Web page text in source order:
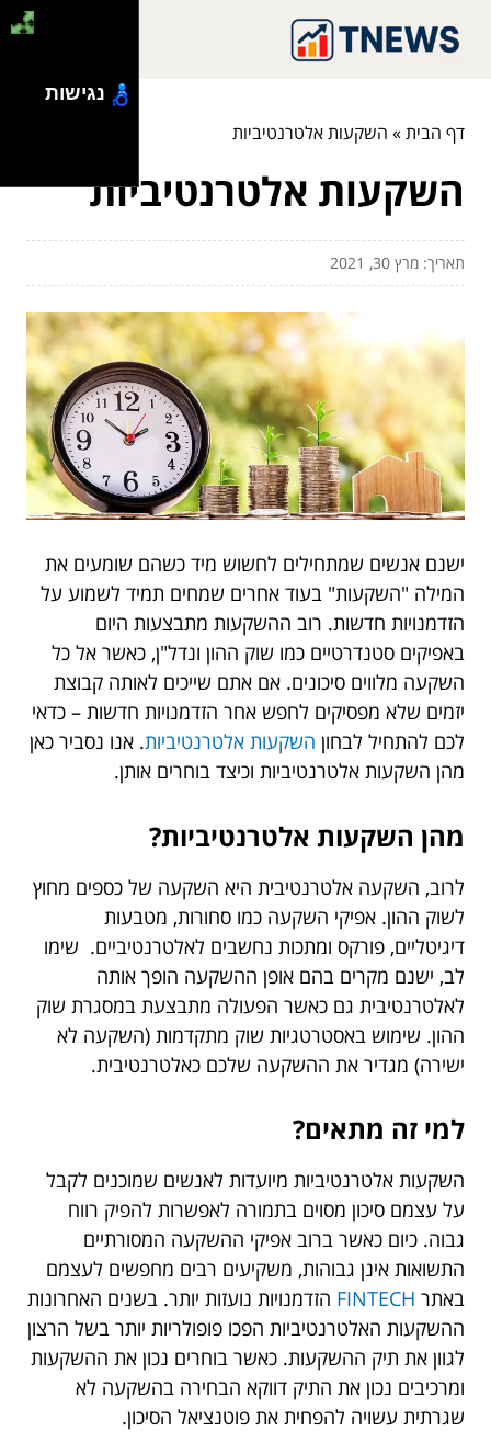
דף הבית» השקעות אלטרנטיביות
השקעות אלטרנטיביות
תאריך: מרץ 30, 2021
ישנם אנשים שמתחילים לחשוש מיד כשהם שומעים את
המילה "השקעות" בעוד אחרים שמחים תמיד לשמוע על
הזדמנויות חדשות. רוב ההשקעות מתבצעות היום
באפיקים סטנדרטיים כמו שוק ההון ונדל"ן, כאשר אל כל
השקעה מלווים סיכונים. אם אתם שייכים לאותה קבוצת
יזמים שלא מפסיקים לחפש אחר הזדמנויות חדשות – כדאי
לכם להתחיל לבחון השקעות אלטרנטיביות. אנו נסביר כאן
מהן השקעות אלטרנטיביות וכיצד בוחרים אותן.
מהן השקעות אלטרנטיביות?
לרוב, השקעה אלטרנטיבית היא השקעה של כספים מחוץ
לשוק ההון. אפיקי השקעה כמו סחורות, מטבעות
דיגיטליים, פורקס ומתכות נחשבים לאלטרנטיביים. שימו
לב, ישנם מקרים בהם אופן ההשקעה הופך אותה
לאלטרנטיבית גם כאשר הפעולה מתבצעת במסגרת שוק
ההון. שימוש באסטרטגיות שוק מתקדמות (השקעה לא
ישירה) מגדיר את ההשקעה שלכם כאלטרנטיבית.
למי זה מתאים?
השקעות אלטרנטיביות מיועדות לאנשים שמוכנים לקבל
על עצמם סיכון מסוים בתמורה לאפשרות להפיק רווח
גבוה. כיום כאשר ברוב אפיקי ההשקעה המסורתיים
התשואות אינן גבוהות, משקיעים רבים מחפשים לעצמם
באתר FINTECH הזדמנויות נועזות יותר. בשנים האחרונות
ההשקעות האלטרנטיביות הפכו פופולריות יותר בשל הרצון
לגוון את תיק ההשקעות. כאשר בוחרים נכון את ההשקעות
ומרכיבים נכון את התיק דווקא הבחירה בהשקעה לא
שגרתית עשויה להפחית את פוטנציאל הסיכון.
נגישות